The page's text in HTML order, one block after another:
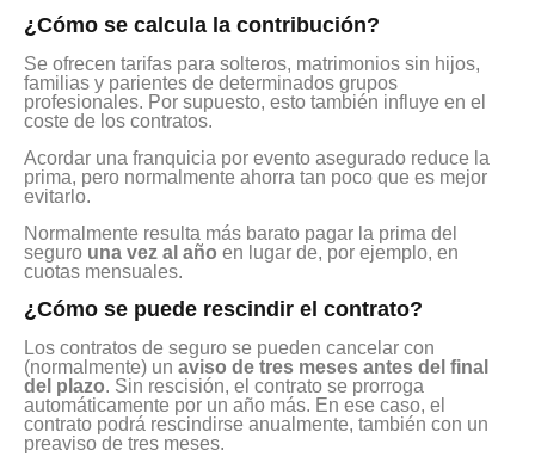
¿Cómo se calcula la contribución?
Se ofrecen tarifas para solteros, matrimonios sin hijos,
familias y parientes de determinados grupos
profesionales. Por supuesto, esto también influye en el
coste de los contratos.
Acordar una franquicia por evento asegurado reduce la
prima, pero normalmente ahorra tan poco que es mejor
evitarlo.
Normalmente resulta más barato pagar la prima del
seguro una vez al año en lugar de, por ejemplo, en
cuotas mensuales.
¿Cómo se puede rescindir el contrato?
Los contratos de seguro se pueden cancelar con
(normalmente) un aviso de tres meses antes del final
del plazo. Sin rescisión, el contrato se prorroga
automáticamente por un año más. En ese caso, el
contrato podrá rescindirse anualmente, también con un
preaviso de tres meses.